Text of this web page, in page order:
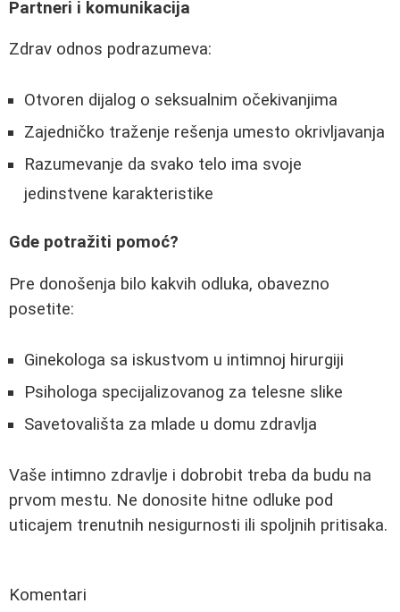
Partneri i komunikacija
Zdrav odnos podrazumeva:
Otvoren dijalog o seksualnim očekivanjima
Zajedničko traženje rešenja umesto okrivljavanja
Razumevanje da svako telo ima svoje
jedinstvene karakteristike
Gde potražiti pomoć?
Pre donošenja bilo kakvih odluka, obavezno
posetite:
Ginekologa sa iskustvom u intimnoj hirurgiji
Psihologa specijalizovanog za telesne slike
Savetovališta za mlade u domu zdravlja
Vaše intimno zdravlje i dobrobit treba da budu na
prvom mestu. Ne donosite hitne odluke pod
uticajem trenutnih nesigurnosti ili spoljnih pritisaka.
Komentari